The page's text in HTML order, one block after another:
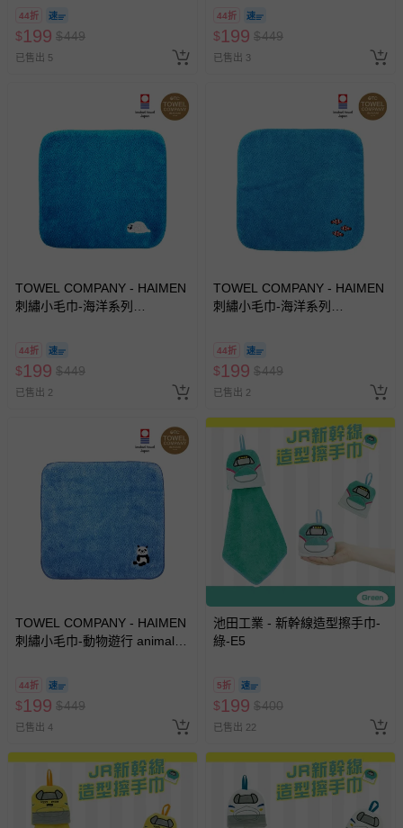
44折
$199 $449
已售出 5
44折
$199 $449
已售出 3
TOWEL COMPANY - HAIMEN
刺繡小毛巾-海洋系列
44折
$199 $449
已售出 2
TOWEL COMPANY - HAIMEN
刺繡小毛巾-海洋系列
44折
$199 $449
已售出 2
TOWEL COMPANY - HAIMEN
刺繡小毛巾-動物遊行 animal
44折
$199 $449
已售出 4
池田工業 - 新幹線造型擦手巾-
綠-E5
5折
$199 $400
已售出 22